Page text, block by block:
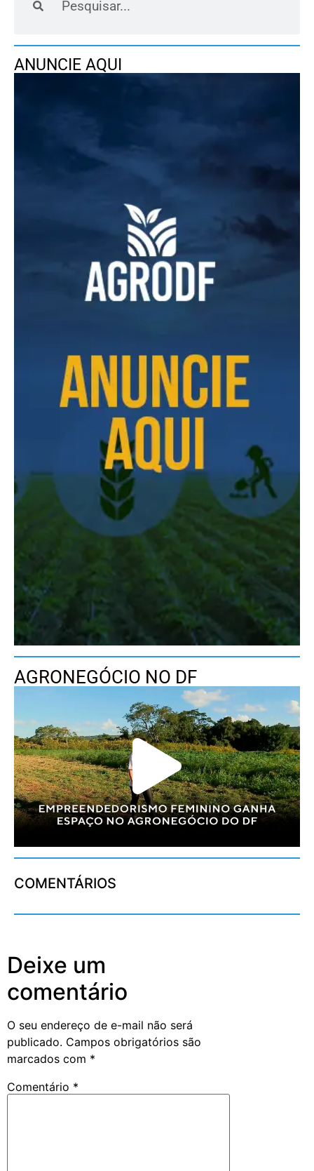
ANUNCIE AQUI
AGRONEGÓCIO NO DF
COMENTÁRIOS
Deixe um
comentário
O seu endereço de e-mail não será
publicado. Campos obrigatórios são
marcados com *
Comentário *